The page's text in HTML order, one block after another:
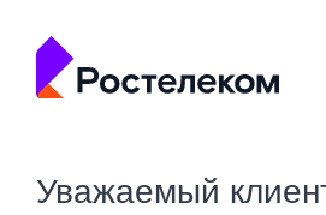
Уважаемый